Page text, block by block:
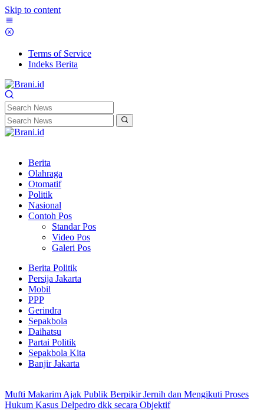
Skip to content
Terms of Service
Indeks Berita
Berita
Olahraga
Otomatif
Politik
Nasional
Contoh Pos
Standar Pos
Video Pos
Galeri Pos
Berita Politik
Persija Jakarta
Mobil
PPP
Gerindra
Sepakbola
Daihatsu
Partai Politik
Sepakbola Kita
Banjir Jakarta
Mufti Makarim Ajak Publik Berpikir Jernih dan Mengikuti Proses
Hukum Kasus Delpedro dkk secara Objektif